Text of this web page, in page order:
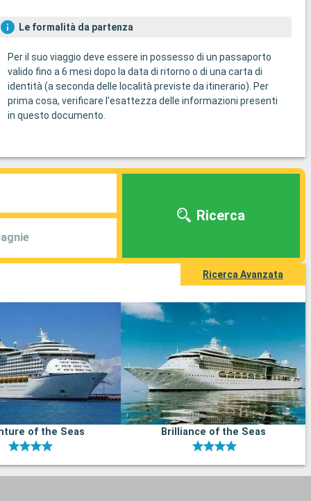
Le formalità da partenza
Per il suo viaggio deve essere in possesso di un passaporto
valido fino a 6 mesi dopo la data di ritorno o di una carta di
identità (a seconda delle località previste da itinerario). Per
prima cosa, verificare l'esattezza delle informazioni presenti
in questo documento.
Ricerca
Ricerca Avanzata
of the Seas Brilliance of the Seas